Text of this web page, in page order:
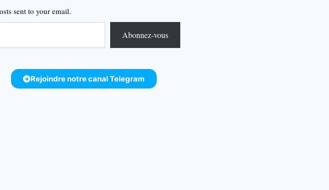
sent to your email.
Abonnez-vous
Rejoindre notre canal Telegram